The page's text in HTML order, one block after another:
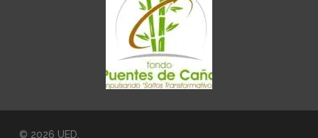
© 2026 UED.